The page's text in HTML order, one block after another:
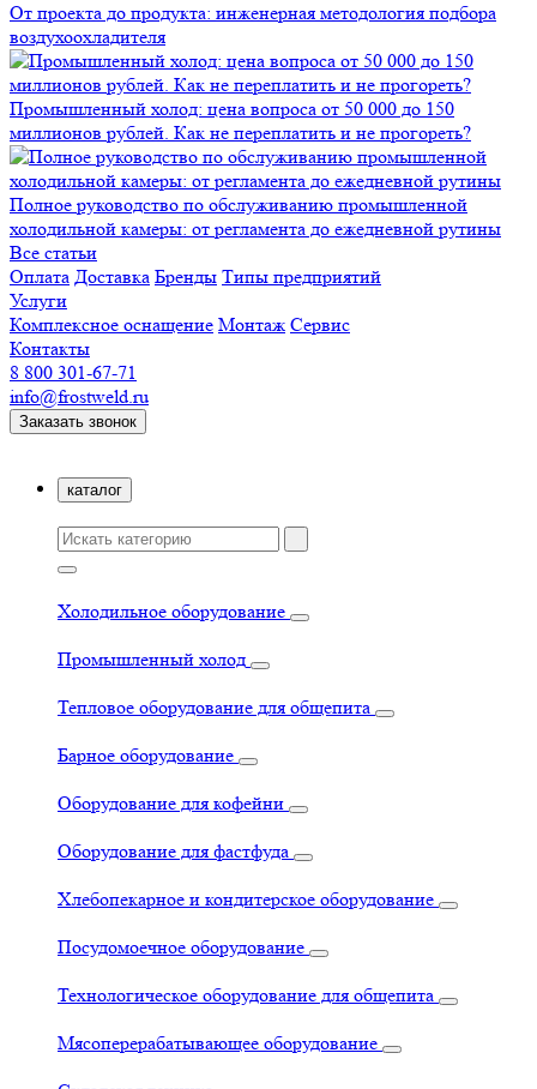
От проекта до продукта: инженерная методология подбора
воздухоохладителя
Промышленный холод: цена вопроса от 50 000 до 150
миллионов рублей. Как не переплатить и не прогореть?
Полное руководство по обслуживанию промышленной
холодильной камеры: от регламента до ежедневной рутины
Все статьи
Оплата Доставка Бренды Типы предприятий
Услуги
Комплексное оснащение Монтаж Сервис
Контакты
8 800 301-67-71
info@frostweld.ru
Заказать звонок
каталог
Холодильное оборудование
Промышленный холод
Тепловое оборудование для общепита
Барное оборудование
Оборудование для кофейни
Оборудование для фастфуда
Хлебопекарное и кондитерское оборудование
Посудомоечное оборудование
Технологическое оборудование для общепита
Мясоперерабатывающее оборудование